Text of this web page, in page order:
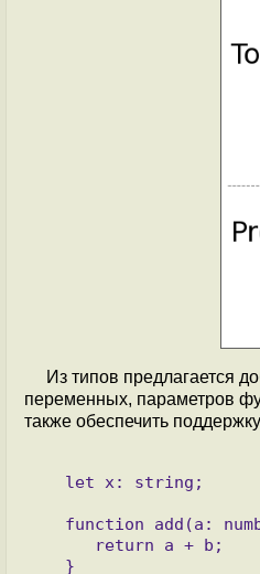
Из типов предлагается
переменных, параметров
также обеспечить